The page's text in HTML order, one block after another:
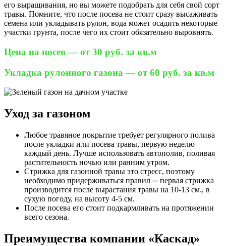
его выращивания, но вы можете подобрать для себя свой сорт
травы. Помните, что после посева не стоит сразу высаживать
семена или укладывать рулон, вода может осадить некоторые
участки грунта, после чего их стоит обязательно выровнять.
Цена на посев — от 30 руб. за кв.м
Укладка рулонного газона — от 60 руб. за кв.м
Уход за газоном
Любое травяное покрытие требует регулярного полива
после укладки или посева травы, первую неделю
каждый день. Лучше использовать автополив, поливая
растительность ночью или ранним утром.
Стрижка для газонной травы это стресс, поэтому
необходимо придерживаться правил ─ первая стрижка
производится после вырастания травы на 10-13 см., в
сухую погоду, на высоту 4-5 см.
После посева его стоит подкармливать на протяжении
всего сезона.
Преимущества компании «Каскад»